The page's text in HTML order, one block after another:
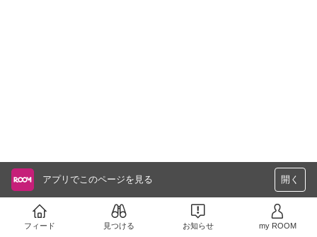
アプリでこのページを見る 開く
フィード 見つける お知らせ my ROOM